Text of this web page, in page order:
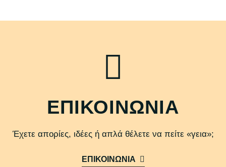
ΕΠΙΚΟΙΝΩΝΙΑ
Έχετε απορίες, ιδέες ή απλά θέλετε να πείτε «γεια»;
ΕΠΙΚΟΙΝΩΝΙΑ